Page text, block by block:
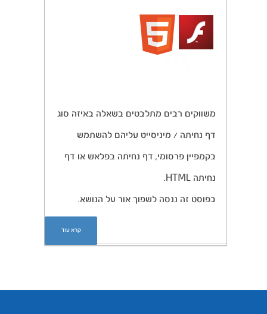
משווקים רבים מתלבטים בשאלה באיזה סוג
דף נחיתה / מיניסייט עליהם להשתמש
בקמפיין פרסומי, דף נחיתה בפלאש או דף
נחיתה HTML.
בפוסט זה ננסה לשפוך אור על הנושא.
קרא עוד